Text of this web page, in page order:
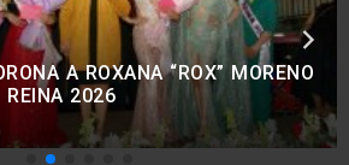
EXPORTACIÓN DE AGUACATE
8 DE AGOSTO: BEDOLLA.